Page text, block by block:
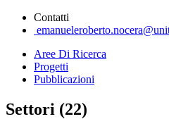
Contatti
Aree Di Ricerca
Progetti
Pubblicazioni
Settori (22)